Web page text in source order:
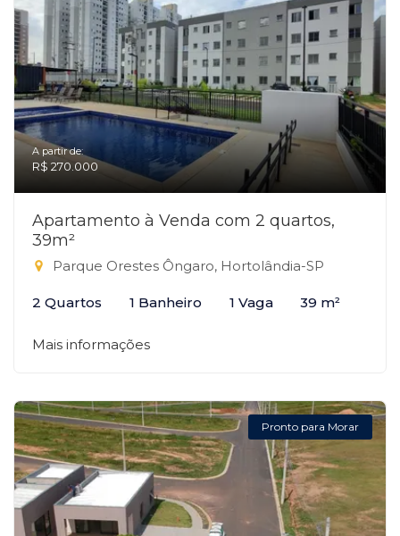
A partir de:
R$ 270.000
Apartamento à Venda com 2 quartos,
39m²
Parque Orestes Ôngaro, Hortolândia-SP
2 Quartos 1 Banheiro 1 Vaga 39 m²
Mais informações
Pronto para Morar